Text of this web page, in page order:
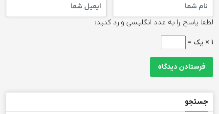
لطفا پاسخ را به عدد انگلیسی وارد کنید:
1 × یک =
جستجو